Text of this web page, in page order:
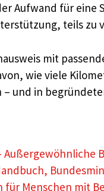
Aufwand für
teils zu
mit
wie viele
und in
Außergewöhnliche
Menschen mit